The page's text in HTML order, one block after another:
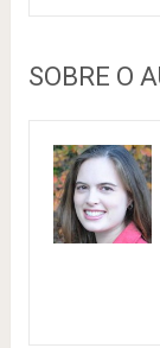
SOBRE O